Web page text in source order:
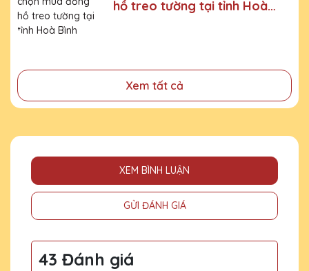
- Tri ân, thay lời cảm ơn gửi đến những cá nhân, tổ chức
đã cống hiến, đóng góp cho doanh nghiệp, cho cộng
đồng
hồ treo tường tại tỉnh Hoà
Xem tất cả
XEM BÌNH LUẬN
GỬI ĐÁNH GIÁ
43 Đánh giá